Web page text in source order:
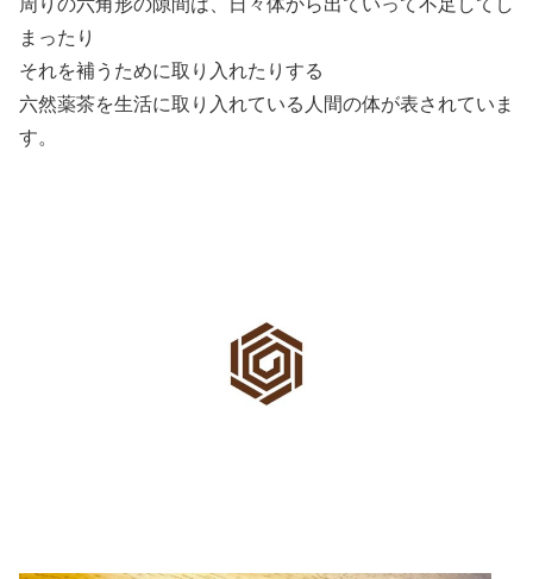
まったり
それを補うために取り入れたりする
六然薬茶を生活に取り入れている人間の体が表されていま
す。